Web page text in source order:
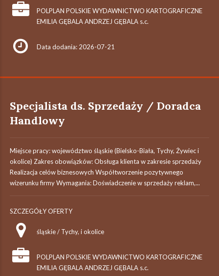
POLPLAN POLSKIE WYDAWNICTWO KARTOGRAFICZNE
EMILIA GĘBALA ANDRZEJ GĘBALA s.c.
Data dodania: 2026-07-21
Specjalista ds. Sprzedaży / Doradca
Handlowy
Miejsce pracy: województwo śląskie (Bielsko-Biała, Tychy, Żywiec i
okolice) Zakres obowiązków: Obsługa klienta w zakresie sprzedaży
Realizacja celów biznesowych Współtworzenie pozytywnego
wizerunku firmy Wymagania: Doświadczenie w sprzedaży reklam,...
SZCZEGÓŁY OFERTY
śląskie / Tychy, i okolice
POLPLAN POLSKIE WYDAWNICTWO KARTOGRAFICZNE
EMILIA GĘBALA ANDRZEJ GĘBALA s.c.